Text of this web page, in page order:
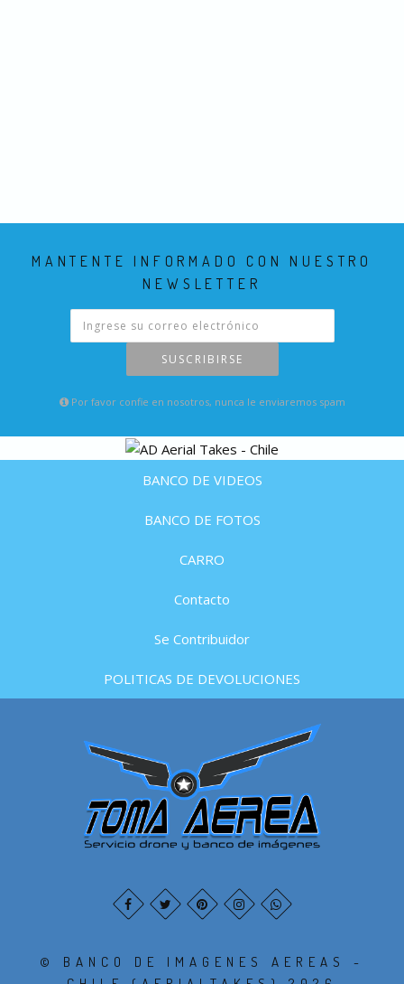
MANTENTE INFORMADO CON NUESTRO
NEWSLETTER
SUSCRIBIRSE
Por favor confie en nosotros, nunca le enviaremos spam
BANCO DE VIDEOS
BANCO DE FOTOS
CARRO
Contacto
Se Contribuidor
POLITICAS DE DEVOLUCIONES
© BANCO DE IMAGENES AEREAS -